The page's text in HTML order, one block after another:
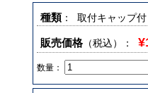
種類 ： 取付キャップ付
販売価格 （税込） ：
数量：